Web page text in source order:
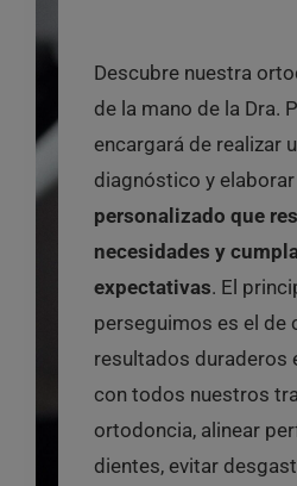
Descubre nuestra
de la mano de la Dra.
encargará de realizar
diagnóstico y
personalizado que
necesidades y
expectativas. El
perseguimos es el de
resultados duraderos
con todos nuestros
ortodoncia, alinear
dientes, evitar